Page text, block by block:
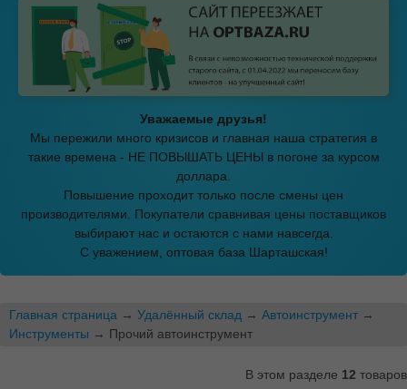
Уважаемые друзья!
Мы пережили много кризисов и главная наша стратегия в
такие времена - НЕ ПОВЫШАТЬ ЦЕНЫ в погоне за курсом
доллара.
Повышение проходит только после смены цен
производителями. Покупатели сравнивая цены поставщиков
выбирают нас и остаются с нами навсегда.
С уважением, оптовая база Шарташская!
Главная страница → Удалённый склад → Автоинструмент →
Инструменты → Прочий автоинструмент
В этом разделе 12 товаров